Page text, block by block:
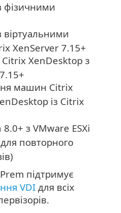
фізичними
віртуальними
XenServer 7.15+
Citrix XenDesktop з
машин Citrix
із Citrix
з VMware ESXi
повторного
Prem підтримує
VDI для всіх